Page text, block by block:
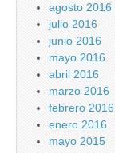
agosto 2016
julio 2016
junio 2016
mayo 2016
abril 2016
marzo 2016
febrero 2016
enero 2016
mayo 2015